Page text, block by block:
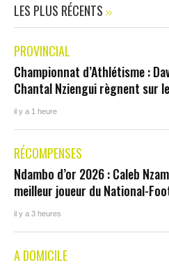
LES PLUS RÉCENTS
PROVINCIAL
Championnat d’Athlétisme :
Chantal Nziengui règnent sur
il y a 1 heure
RÉCOMPENSES
Ndambo d’or 2026 : Caleb
meilleur joueur du National-
il y a 3 heures
A DOMICILE